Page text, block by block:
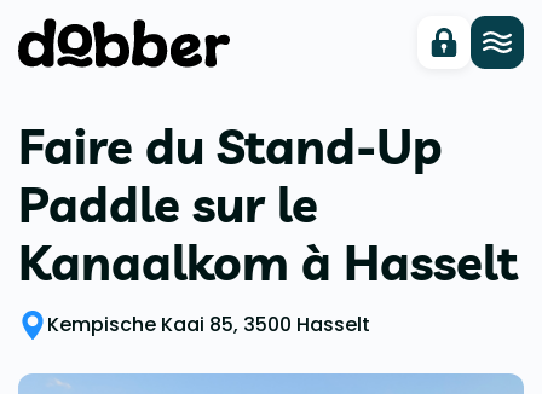
Faire du Stand-Up
Paddle sur le
Kanaalkom à Hasselt
Kempische Kaai 85, 3500 Hasselt